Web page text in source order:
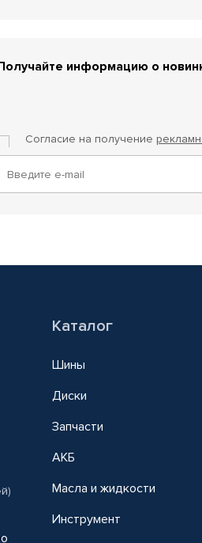
информацию о
Согласие на получение
Каталог
Шины
Диски
Запчасти
АКБ
Масла и жидкости
Инструмент